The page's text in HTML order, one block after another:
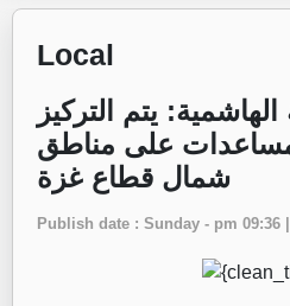
Local
الهاشمية: يتم التركيز
على مناطق
شمال قطاع غزة
Publish date : Sunday - pm 09:36 |